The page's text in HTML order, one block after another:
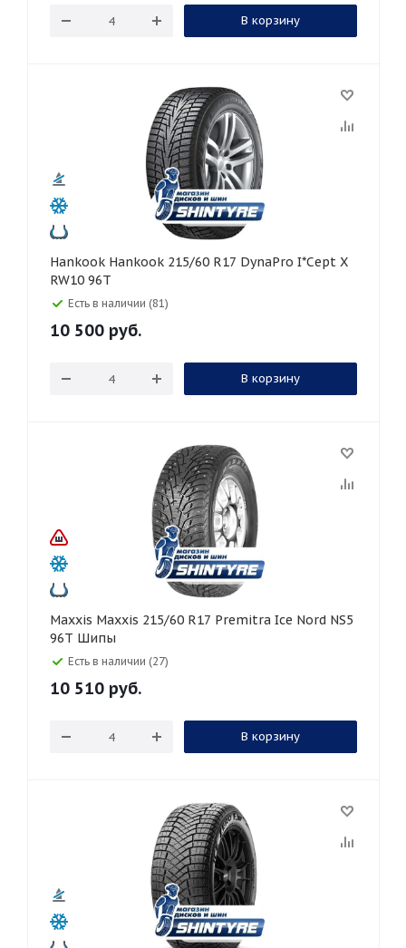
В корзину
Hankook Hankook 215/60 R17 DynaPro I*Cept X
RW10 96T
Есть в наличии (81)
10 500 руб.
В корзину
Maxxis Maxxis 215/60 R17 Premitra Ice Nord NS5
96T Шипы
Есть в наличии (27)
10 510 руб.
В корзину